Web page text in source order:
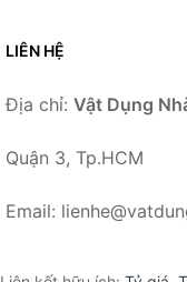
LIÊN HỆ
Địa chỉ: Vật Dụng
Quận 3, Tp.HCM
Email: